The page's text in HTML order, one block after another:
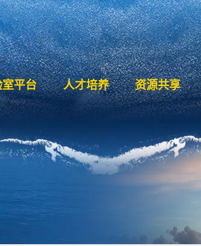
室平台 人才培养 资源共享